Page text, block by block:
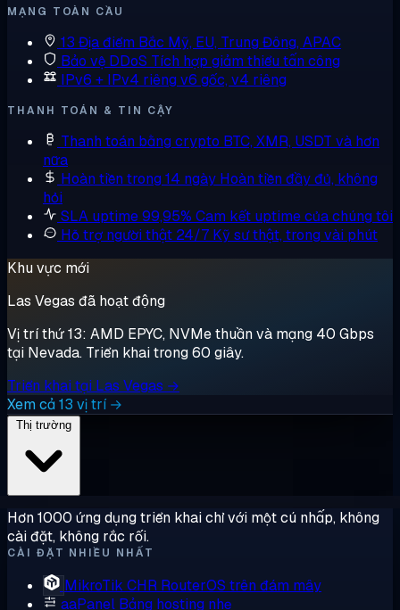
MẠNG TOÀN CẦU
13 Địa điểm Bắc Mỹ, EU, Trung Đông, APAC
Bảo vệ DDoS Tích hợp giảm thiểu tấn công
IPv6 + IPv4 riêng v6 gốc, v4 riêng
THANH TOÁN & TIN CẬY
Thanh toán bằng crypto BTC, XMR, USDT và hơn
nữa
Hoàn tiền trong 14 ngày Hoàn tiền đầy đủ, không
hỏi
SLA uptime 99,95% Cam kết uptime của chúng tôi
Hỗ trợ người thật 24/7 Kỹ sư thật, trong vài phút
Khu vực mới
Las Vegas đã hoạt động
Vị trí thứ 13: AMD EPYC, NVMe thuần và mạng 40 Gbps
tại Nevada. Triển khai trong 60 giây.
Triển khai tại Las Vegas →
Xem cả 13 vị trí →
Hơn 1000 ứng dụng triển khai chỉ với một cú nhấp, không
cài đặt, không rắc rối.
CÀI ĐẶT NHIỀU NHẤT
MikroTik CHR RouterOS trên đám mây
aaPanel Bảng hosting nhẹ